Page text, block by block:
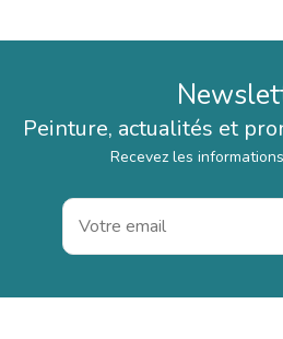
Peinture, actualités et
Recevez les